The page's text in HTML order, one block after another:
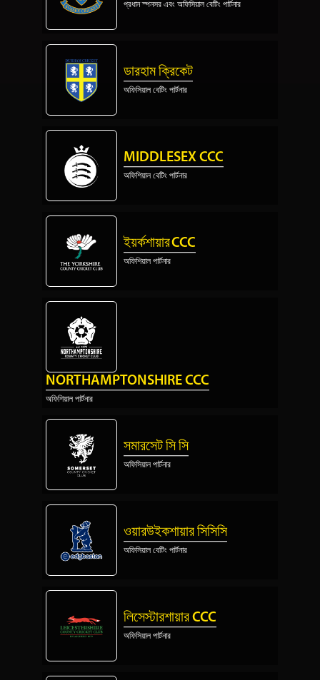
প্রধান স্পনসর এবং অফিসিয়াল বেটিং পার্টনার
ডারহাম ক্রিকেট
অফিসিয়াল বেটিং পার্টনার
MIDDLESEX CCC
অফিশিয়াল বেটিং পার্টনার
ইয়র্কশায়ার CCC
অফিশিয়াল পার্টনার
NORTHAMPTONSHIRE CCC
অফিশিয়াল পার্টনার
সমারসেট সি সি
অফিসিয়াল পার্টনার
ওয়ারউইকশায়ার সিসিসি
অফিসিয়াল বেটিং পার্টনার
লিসেস্টারশায়ার CCC
অফিসিয়াল পার্টনার